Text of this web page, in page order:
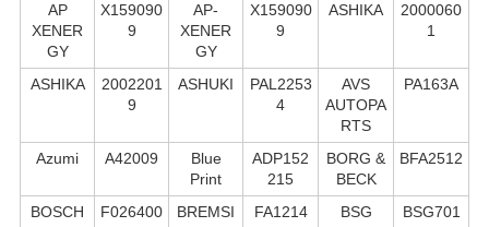
AP
XENER
GY
X159090
9
AP-
XENER
GY
X159090
9
ASHIKA
2000060
1
ASHIKA
2002201
9
ASHUKI
PAL2253
4
AVS
AUTOPA
RTS
PA163A
Azumi A42009
Blue
Print
ADP152
215
BORG &
BECK
BFA2512
BOSCH
F026400
BREMSI FA1214 BSG
BSG701